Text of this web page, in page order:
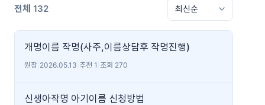
전체 132
개명이름 작명(사주,이름상담후 작명진행)
원장 2026.05.13 추천 1 조회 270
신생아작명 아기이름 신청방법